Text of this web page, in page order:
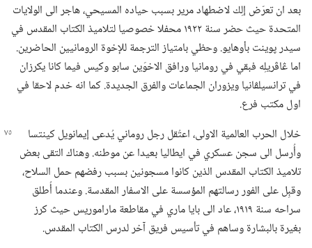
بعد ان تعرّض إلِك لاضطهاد مرير بسبب حياده المسيحي،‏ هاجر الى الولايات
المتحدة حيث حضر سنة ١٩٢٢ محفلا خصوصيا لتلاميذ الكتاب المقدس في
سيدر پوينت بأوهايو.‏ وحظي بامتياز الترجمة للإخوة الرومانيين الحاضرين.‏
اما ڠاڤريلِه فبقي في رومانيا ورافق الاخوَين سابو وكيس فيما كانا يكرزان
في ترانسيلڤانيا ويزوران الجماعات والفرق الجديدة.‏ كما انه خدم لاحقا في
اول مكتب فرع.‏
خلال الحرب العالمية الاولى،‏ اعتُقل رجل روماني يُدعى إيمانويل كينتسا
وأُرسل الى سجن عسكري في ايطاليا بعيدا عن موطنه.‏ وهناك التقى بعض
تلاميذ الكتاب المقدس الذين كانوا مسجونين بسبب رفضهم حمل السلاح،‏
وقبِل على الفور رسالتهم المؤسسة على الاسفار المقدسة.‏ وعندما أُطلق
سراحه سنة ١٩١٩،‏ عاد الى بايا ماري في مقاطعة ماراموريس حيث كرز
بغيرة بالبشارة وساهم في تأسيس فريق آخر لدرس الكتاب المقدس.‏